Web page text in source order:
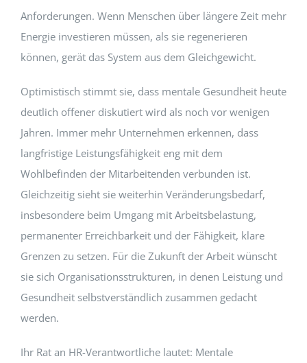
Anforderungen. Wenn Menschen über längere Zeit mehr
Energie investieren müssen, als sie regenerieren
können, gerät das System aus dem Gleichgewicht.
Optimistisch stimmt sie, dass mentale Gesundheit heute
deutlich offener diskutiert wird als noch vor wenigen
Jahren. Immer mehr Unternehmen erkennen, dass
langfristige Leistungsfähigkeit eng mit dem
Wohlbefinden der Mitarbeitenden verbunden ist.
Gleichzeitig sieht sie weiterhin Veränderungsbedarf,
insbesondere beim Umgang mit Arbeitsbelastung,
permanenter Erreichbarkeit und der Fähigkeit, klare
Grenzen zu setzen. Für die Zukunft der Arbeit wünscht
sie sich Organisationsstrukturen, in denen Leistung und
Gesundheit selbstverständlich zusammen gedacht
werden.
Ihr Rat an HR-Verantwortliche lautet: Mentale